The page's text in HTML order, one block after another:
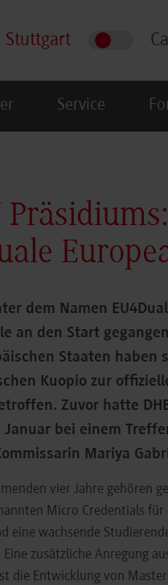
Stuttgart
Service
dem Namen
an den Start
Staaten haben
Kuopio zur
Zuvor hatte
bei einem
Mariya
vier Jahre gehören
Micro Credentials
eine wachsende
zusätzliche Anregung
die Entwicklung von